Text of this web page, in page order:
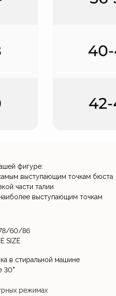
фигуре:
выступающим точкам бюста
части талии
выступающим точкам
60/86
SIZE
в стиральной машине
30°
режимах